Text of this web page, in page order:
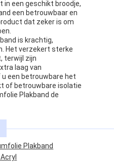
in een geschikt broodje,
een betrouwbaar en
dat zeker is om
is krachtig,
Het verzekert sterke
terwijl zijn
laag van
een betrouwbare het
of betrouwbare isolatie
Plakband de
Plakband